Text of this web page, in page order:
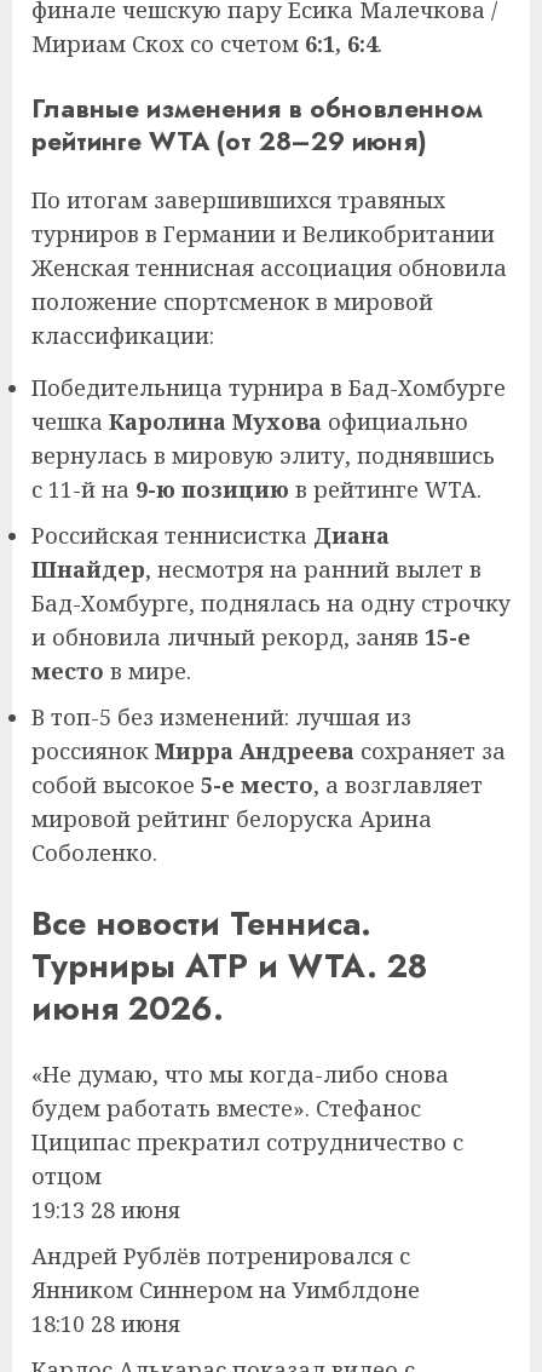
финале чешскую пару Есика Малечкова /
Мириам Скох со счетом 6:1, 6:4.
Главные изменения в обновленном
рейтинге WTA (от 28–29 июня)
По итогам завершившихся травяных
турниров в Германии и Великобритании
Женская теннисная ассоциация обновила
положение спортсменок в мировой
классификации:
Победительница турнира в Бад-Хомбурге
чешка Каролина Мухова официально
вернулась в мировую элиту, поднявшись
с 11-й на 9-ю позицию в рейтинге WTA.
Российская теннисистка Диана
Шнайдер, несмотря на ранний вылет в
Бад-Хомбурге, поднялась на одну строчку
и обновила личный рекорд, заняв 15-е
место в мире.
В топ-5 без изменений: лучшая из
россиянок Мирра Андреева сохраняет за
собой высокое 5-е место, а возглавляет
мировой рейтинг белоруска Арина
Соболенко.
Все новости Тенниса.
Турниры ATP и WTA. 28
июня 2026.
«Не думаю, что мы когда-либо снова
будем работать вместе». Стефанос
Циципас прекратил сотрудничество с
отцом
19:13 28 июня
Андрей Рублёв потренировался с
Янником Синнером на Уимблдоне
18:10 28 июня